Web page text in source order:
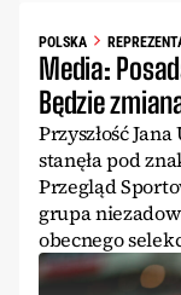
POLSKA
Media:
Będzie
Przyszłość
stanęła pod
Przegląd
grupa
obecnego